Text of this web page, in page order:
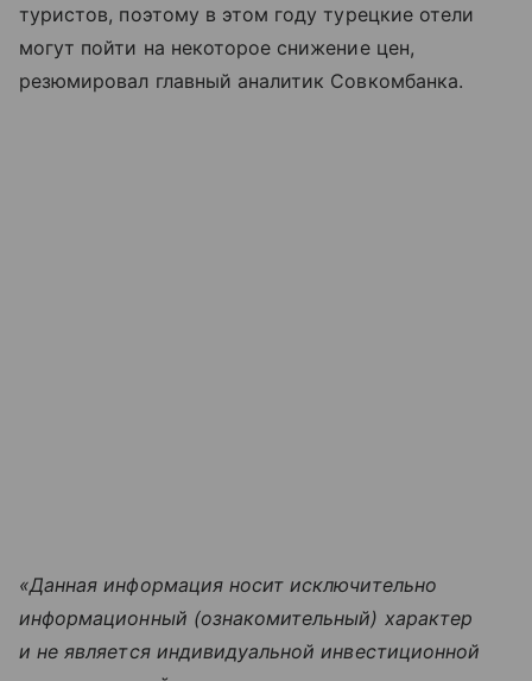
туристов, поэтому в этом году турецкие отели
могут пойти на некоторое снижение цен,
резюмировал главный аналитик Совкомбанка.
«Данная информация носит исключительно
информационный (ознакомительный) характер
и не является индивидуальной инвестиционной